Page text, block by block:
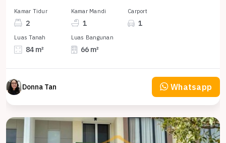
Kamar Tidur
2
Kamar Mandi
1
Carport
1
Luas Tanah
84 m²
Luas Bangunan
66 m²
Donna Tan Whatsapp